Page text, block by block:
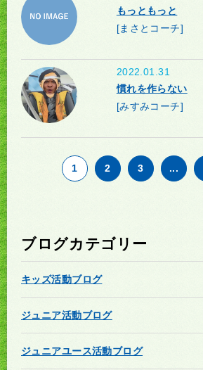
もっともっと
[まさとコーチ]
2022.01.31
慣れを作らない
[みすみコーチ]
1 2 3 ...
ブログカテゴリー
キッズ活動ブログ
ジュニア活動ブログ
ジュニアユース活動ブログ